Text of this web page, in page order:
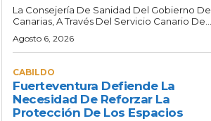
La Consejería De Sanidad Del Gobierno De
Canarias, A Través Del Servicio Canario De...
Agosto 6, 2026
CABILDO
Fuerteventura Defiende La
Necesidad De Reforzar La
Protección De Los Espacios